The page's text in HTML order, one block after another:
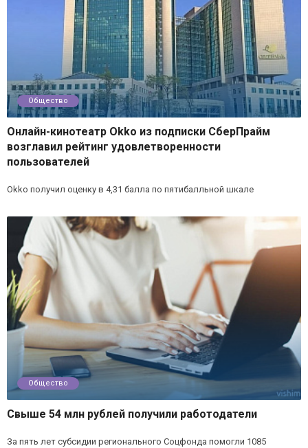
Общество
Онлайн-кинотеатр Okko из подписки СберПрайм
возглавил рейтинг удовлетворенности
пользователей
Okko получил оценку в 4,31 балла по пятибалльной шкале
Общество
Свыше 54 млн рублей получили работодатели
За пять лет субсидии регионального Соцфонда помогли 1085